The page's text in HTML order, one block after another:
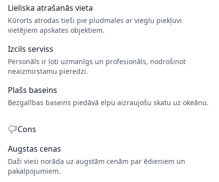
Lieliska atrašanās vieta
Kūrorts atrodas tieši pie pludmales ar vieglu piekļuvi
vietējiem apskates objektiem.
Izcils serviss
Personāls ir ļoti uzmanīgs un profesionāls, nodrošinot
neaizmirstamu pieredzi.
Plašs baseins
Bezgalības baseins piedāvā elpu aizraujošu skatu uz okeānu.
Cons
Augstas cenas
Daži viesi norāda uz augstām cenām par ēdieniem un
pakalpojumiem.